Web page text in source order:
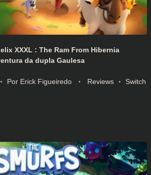
XXXL : The Ram From Hibernia
da dupla Gaulesa
Por Erick Figueiredo Reviews Switch